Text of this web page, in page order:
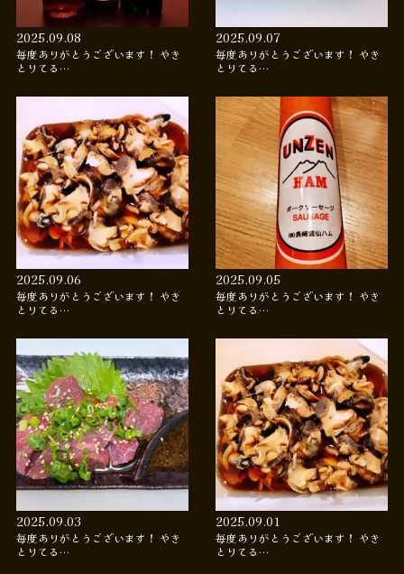
2025.09.08
毎度ありがとうございます！ やき
とりてる…
2025.09.07
毎度ありがとうございます！ やき
とりてる…
2025.09.06
毎度ありがとうございます！ やき
とりてる…
2025.09.05
毎度ありがとうございます！ やき
とりてる…
2025.09.03
毎度ありがとうございます！ やき
とりてる…
2025.09.01
毎度ありがとうございます！ やき
とりてる…